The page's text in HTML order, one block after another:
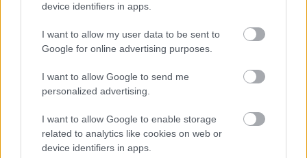
device identifiers in apps.
I want to allow my user data to be sent to
Google for online advertising purposes.
I want to allow Google to send me
personalized advertising.
I want to allow Google to enable storage
related to analytics like cookies on web or
device identifiers in apps.
tetszik. De lekopogom, olyan problémám még nem
volt, hogy akivel dolgoztam, az elégedetlenkedett.
Andrei Mangrának például sokan jöttek azzal, hogy
milyen nehéz dolga lesz velem, de szerencsére
pozitívan csalódott már az első próbán is. A Dancing
with the Stars abban egyébként sokat segített, hogy
megmutathattam, hogyha valamibe belevágok,
akkor száztíz százalékot adok. Lehet az zene, tánc